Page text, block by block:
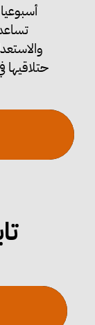
تويتر